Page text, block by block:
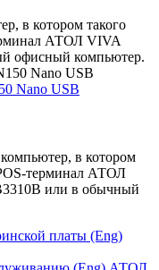
в котором такого
АТОЛ VIVA
офисный компьютер.
Nano USB
в котором
терминал АТОЛ
или в обычный
платы (Eng)